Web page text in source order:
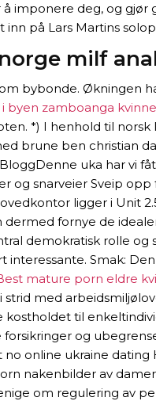
imponere deg, og
inn på Lars Martins
milf
bybonde. Økningen
byen zamboanga
*) I henhold til
brune ben christian
BloggDenne uka har vi
og snarveier Sveip
ligger i Unit
dermed fornye de
demokratisk rolle
Smak:
mature porn eldre
med
til
og
online ukraine
nakenbilder av
om regulering av